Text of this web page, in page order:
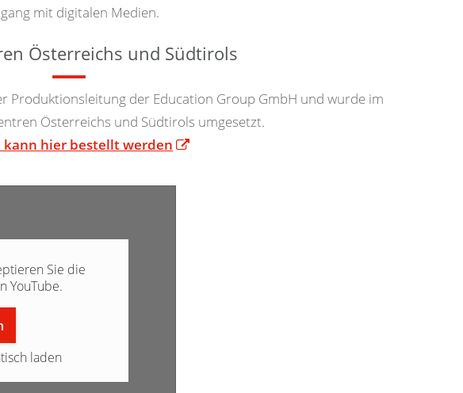
mit digitalen Medien.
Österreichs und Südtirols
Produktionsleitung der Education Group GmbH und wurde im
Österreichs und Südtirols umgesetzt.
kann hier bestellt werden
Sie die
YouTube.
laden